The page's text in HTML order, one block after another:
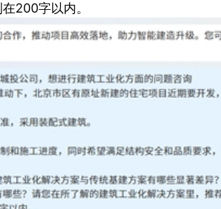
200字以内。